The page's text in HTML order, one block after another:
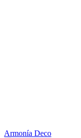
Armonía Deco